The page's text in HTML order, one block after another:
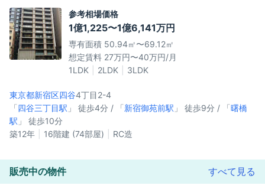
参考相場価格
1億1,225〜1億6,141万円
専有面積 50.94㎡〜69.12㎡
想定賃料 27万円〜40万円/月
1LDK
2LDK 3LDK
東京都新宿区四谷4丁目2-4
「四谷三丁目駅 」 徒歩4分 / 「新宿御苑前駅 」 徒歩9分 / 「曙橋
駅 」 徒歩10分
築12年
16階建 (74部屋) RC造
販売中の物件 すべて見る